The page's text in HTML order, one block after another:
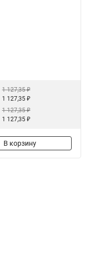
1 127,35 ₽
1 127,35 ₽
1 127,35 ₽
1 127,35 ₽
В корзину